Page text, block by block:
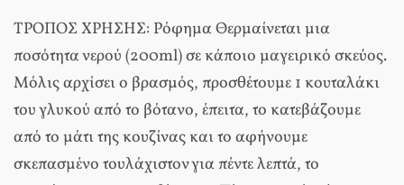
ΤΡΟΠΟΣ ΧΡΗΣΗΣ: Ρόφημα Θερμαίνεται μια
ποσότητα νερού (200ml) σε κάποιο μαγειρικό σκεύος.
Μόλις αρχίσει ο βρασμός, προσθέτουμε 1 κουταλάκι
του γλυκού από το βότανο, έπειτα, το κατεβάζουμε
από το μάτι της κουζίνας και το αφήνουμε
σκεπασμένο τουλάχιστον για πέντε λεπτά, το